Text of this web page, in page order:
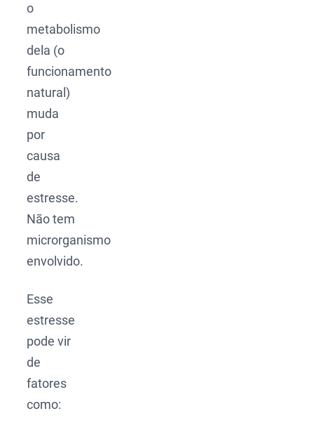
o
metabolismo
dela (o
funcionamento
natural)
muda
por
causa
de
estresse.
Não tem
microrganismo
envolvido.
Esse
estresse
pode vir
de
fatores
como: